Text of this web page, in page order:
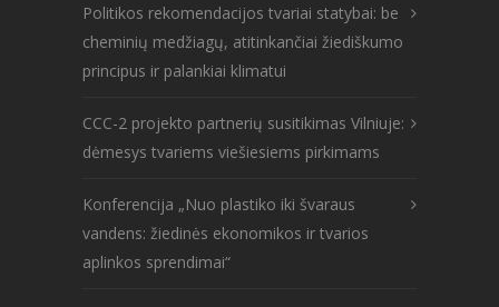
Politikos rekomendacijos tvariai statybai: be
cheminių medžiagų, atitinkančiai žiediškumo
principus ir palankiai klimatui
CCC-2 projekto partnerių susitikimas Vilniuje:
dėmesys tvariems viešiesiems pirkimams
Konferencija „Nuo plastiko iki švaraus
vandens: žiedinės ekonomikos ir tvarios
aplinkos sprendimai“